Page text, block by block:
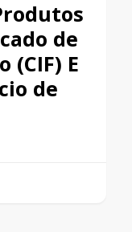
de
(CIF) E
de